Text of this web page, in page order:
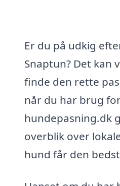
Er du på udkig
Snaptun? Det
finde den rette
når du har brug
hundepasning.dk
overblik over
hund får den